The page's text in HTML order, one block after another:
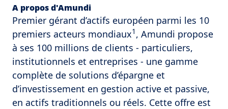
A propos d'Amundi
Premier gérant d’actifs européen parmi les 10
premiers acteurs mondiaux1 , Amundi propose
à ses 100 millions de clients - particuliers,
institutionnels et entreprises - une gamme
complète de solutions d’épargne et
d’investissement en gestion active et passive,
en actifs traditionnels ou réels. Cette offre est